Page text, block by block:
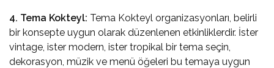
4. Tema Kokteyl: Tema Kokteyl organizasyonları, belirli
bir konsepte uygun olarak düzenlenen etkinliklerdir. İster
vintage, ister modern, ister tropikal bir tema seçin,
dekorasyon, müzik ve menü öğeleri bu temaya uygun